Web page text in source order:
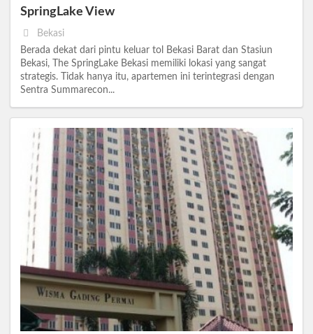
SpringLake View
Bekasi
Berada dekat dari pintu keluar tol Bekasi Barat dan Stasiun
Bekasi, The SpringLake Bekasi memiliki lokasi yang sangat
strategis. Tidak hanya itu, apartemen ini terintegrasi dengan
Sentra Summarecon...